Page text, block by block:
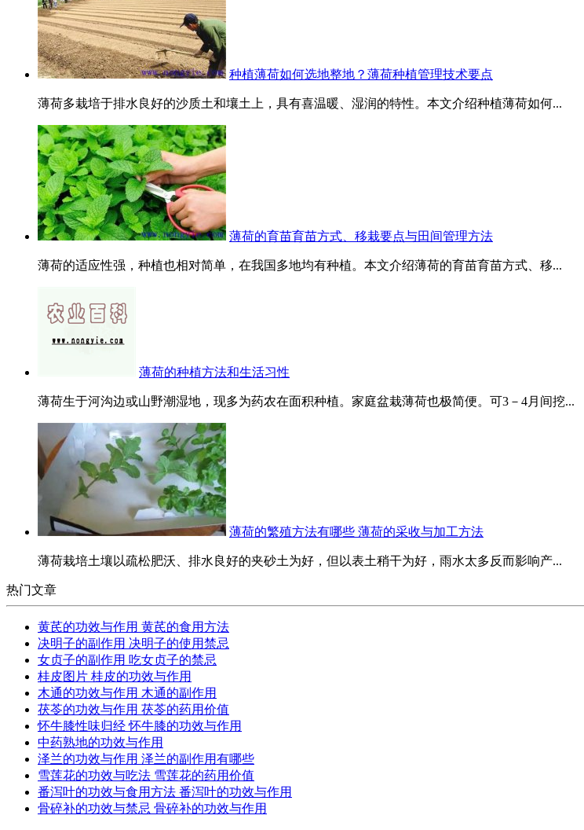
种植薄荷如何选地整地？薄荷种植管理技术要点
薄荷多栽培于排水良好的沙质土和壤土上，具有喜温暖、湿润的特性。本文介绍种植薄荷如何...
薄荷的育苗育苗方式、移栽要点与田间管理方法
薄荷的适应性强，种植也相对简单，在我国多地均有种植。本文介绍薄荷的育苗育苗方式、移...
薄荷的种植方法和生活习性
薄荷生于河沟边或山野潮湿地，现多为药农在面积种植。家庭盆栽薄荷也极简便。可3－4月间挖...
薄荷的繁殖方法有哪些 薄荷的采收与加工方法
薄荷栽培土壤以疏松肥沃、排水良好的夹砂土为好，但以表土稍干为好，雨水太多反而影响产...
热门文章
黄芪的功效与作用 黄芪的食用方法
决明子的副作用 决明子的使用禁忌
女贞子的副作用 吃女贞子的禁忌
桂皮图片 桂皮的功效与作用
木通的功效与作用 木通的副作用
茯苓的功效与作用 茯苓的药用价值
怀牛膝性味归经 怀牛膝的功效与作用
中药熟地的功效与作用
泽兰的功效与作用 泽兰的副作用有哪些
雪莲花的功效与吃法 雪莲花的药用价值
番泻叶的功效与食用方法 番泻叶的功效与作用
骨碎补的功效与禁忌 骨碎补的功效与作用